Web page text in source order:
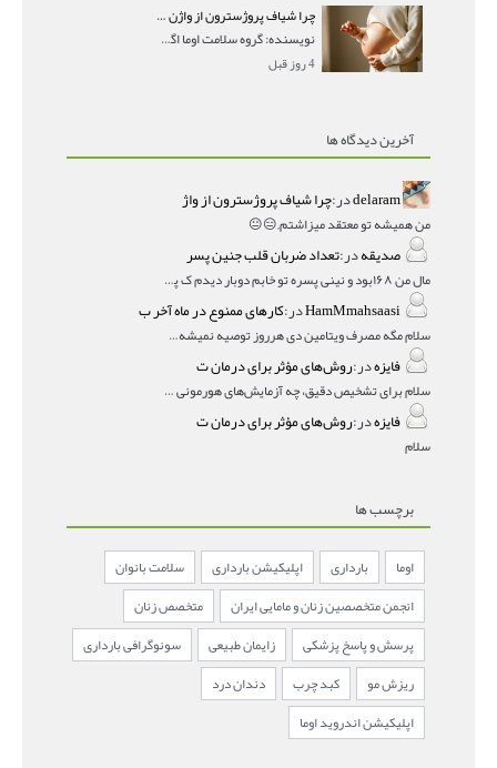
چرا شیاف پروژسترون از واژن بیرون می‌ریزد؟ میزان جذب و زمان صحیح مصرف
نویسنده: گروه سلامت اوما اگر بعد از گذاشتن شیاف پر
4 روز قبل
آخرین دیدگاه ها
delaramدر:چرا شیاف پروژسترون از واژ
من همیشه تو معتقد میزاشتم,,😑😐
صدیقهدر:تعداد ضربان قلب جنین پسر
مال من ۱۶۸بود و نینی پسره تو خابم دوبار دیدم ک پسره
HamMmahsaasiدر:کارهای ممنوع در ماه آخر ب
سلام مگه مصرف ویتامین دی هرروز توصیه نمیشه؟درمقاله میگه
فایزهدر:روش‌های مؤثر برای درمان ت
سلام برای تشخیص دقیق، چه آزمایش‌های هورمونی و چه سونوگر
فایزهدر:روش‌های مؤثر برای درمان ت
سلام
برچسب ها
اوما بارداری اپلیکیشن بارداری
سلامت بانوان
انجمن متخصصین زنان و مامایی ایران
متخصص زنان
پرسش و پاسخ پزشکی
زایمان طبیعی
سونوگرافی بارداری
ریزش مو
کبد چرب
دندان درد
اپلیکیشن اندروید اوما